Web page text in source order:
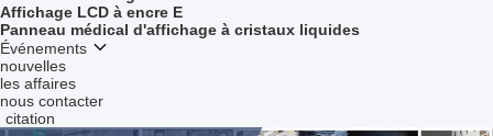
Affichage LCD à encre E
Panneau médical d'affichage à cristaux liquides
Événements
nouvelles
les affaires
nous contacter
citation